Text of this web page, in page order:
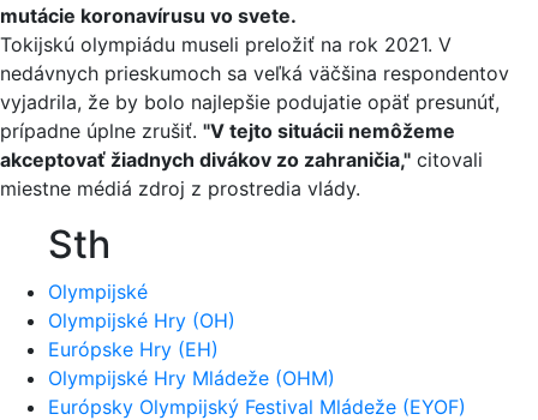
mutácie koronavírusu vo svete.
Tokijskú olympiádu museli preložiť na rok 2021. V
nedávnych prieskumoch sa veľká väčšina respondentov
vyjadrila, že by bolo najlepšie podujatie opäť presunúť,
prípadne úplne zrušiť. "V tejto situácii nemôžeme
akceptovať žiadnych divákov zo zahraničia," citovali
miestne médiá zdroj z prostredia vlády.
Sth
Olympijské
Olympijské Hry (OH)
Európske Hry (EH)
Olympijské Hry Mládeže (OHM)
Európsky Olympijský Festival Mládeže (EYOF)